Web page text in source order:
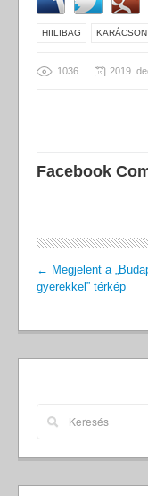
HIILIBAG
1036 2019.
Facebook
← Megjelent a
gyerekkel” térkép